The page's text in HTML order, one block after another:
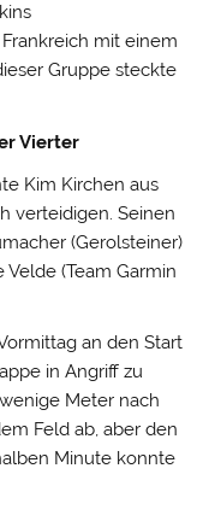
mit einem
Gruppe steckte
Vierter
Kim Kirchen aus
verteidigen. Seinen
(Gerolsteiner)
(Team Garmin
an den Start
in Angriff zu
Meter nach
Feld ab, aber den
Minute konnte